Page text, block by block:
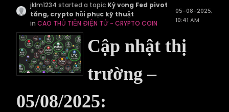
jklm1234 started a topic Kỳ vọng Fed pivot
tăng, crypto hồi phục kỹ thuật
inCAO THỦ TIỀN ĐIỆN TỬ - CRYPTO COIN
05-08-2025,
10:41 AM
Cập nhật thị
trường –
05/08/2025: